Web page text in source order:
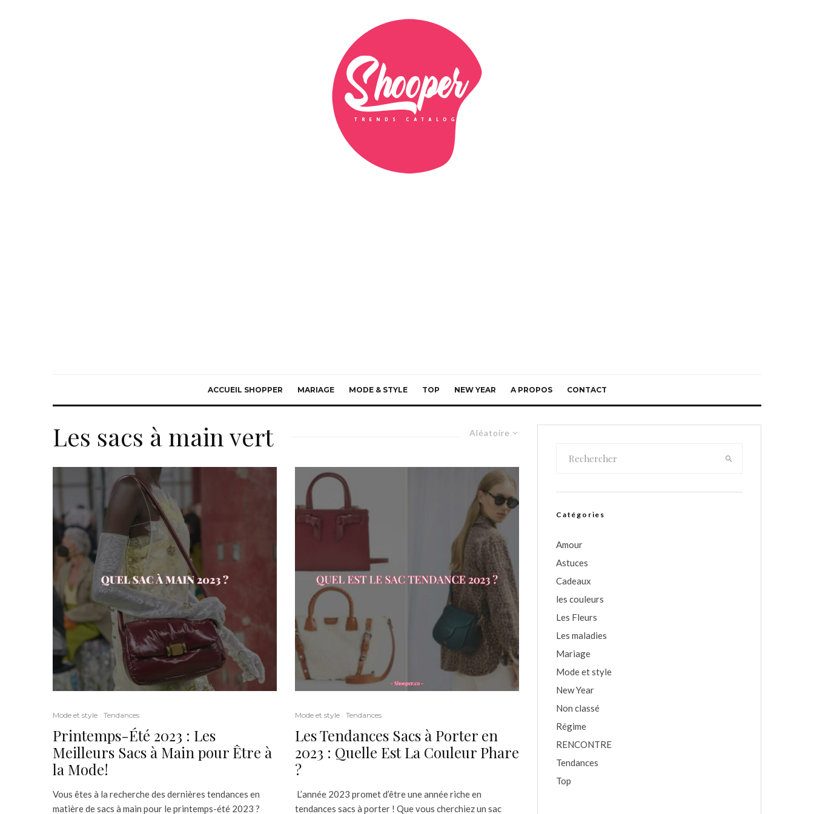
ACCUEIL SHOPPER MARIAGE MODE & STYLE TOP NEW YEAR A PROPOS CONTACT
Aléatoire
Les sacs à main vert
Mode et style Tendances
Printemps-Été 2023 : Les
Meilleurs Sacs à Main pour Être à
la Mode!
Vous êtes à la recherche des dernières tendances en
matière de sacs à main pour le printemps-été 2023 ?
Mode et style Tendances
Les Tendances Sacs à Porter en
2023 : Quelle Est La Couleur Phare
?
L’année 2023 promet d’être une année riche en
tendances sacs à porter ! Que vous cherchiez un sac
Catégories
Amour
Astuces
Cadeaux
les couleurs
Les Fleurs
Les maladies
Mariage
Mode et style
New Year
Non classé
Régime
RENCONTRE
Tendances
Top